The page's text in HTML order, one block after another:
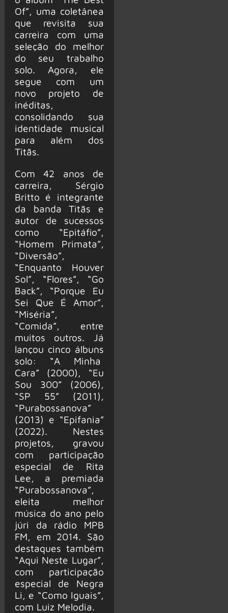
Of”, uma coletânea
que revisita sua
carreira com uma
seleção do melhor
do seu trabalho
solo. Agora, ele
segue com um
novo projeto de
inéditas,
consolidando sua
identidade musical
para além dos
Titãs.
Com 42 anos de
carreira, Sérgio
Britto é integrante
da banda Titãs e
autor de sucessos
como “Epitáfio”,
“Homem Primata”,
“Diversão”,
“Enquanto Houver
Sol”, “Flores”, “Go
Back”, “Porque Eu
Sei Que É Amor”,
“Miséria”,
“Comida”, entre
muitos outros. Já
lançou cinco álbuns
solo: “A Minha
Cara” (2000), “Eu
Sou 300” (2006),
“SP 55” (2011),
“Purabossanova”
(2013) e “Epifania”
(2022). Nestes
projetos, gravou
com participação
especial de Rita
Lee, a premiada
“Purabossanova”,
eleita melhor
música do ano pelo
júri da rádio MPB
FM, em 2014. São
destaques também
“Aqui Neste Lugar”,
com participação
especial de Negra
Li, e “Como Iguais”,
com Luiz Melodia.